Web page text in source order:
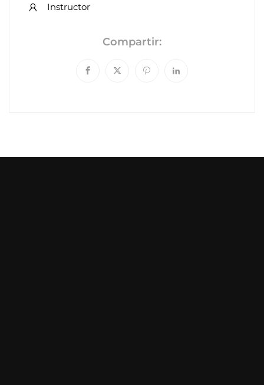
Instructor
Compartir: